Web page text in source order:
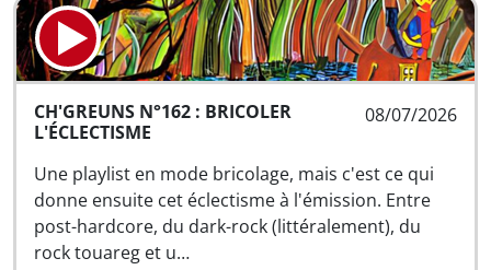
08/07/2026
CH'GREUNS N°162 : BRICOLER
L'ÉCLECTISME
Une playlist en mode bricolage, mais c'est ce qui
donne ensuite cet éclectisme à l'émission. Entre
post-hardcore, du dark-rock (littéralement), du
rock touareg et u…